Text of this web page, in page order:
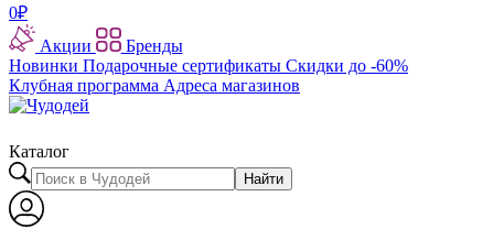
0₽
Акции
Бренды
Новинки Подарочные сертификаты Скидки до -60%
Клубная программа Адреса магазинов
Каталог
Найти